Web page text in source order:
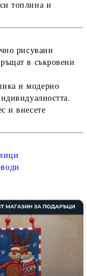
топлина и
рисувани
в съкровени
и модерно
и внесете